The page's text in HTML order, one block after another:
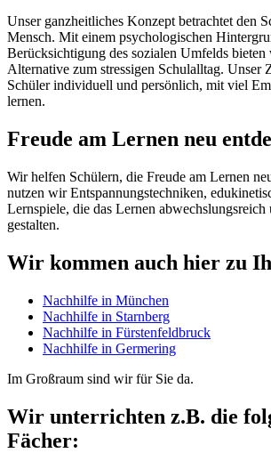
Unser ganzheitliches Konzept betrachtet den
Mensch. Mit einem psychologischen
Berücksichtigung des sozialen Umfelds bieten
Alternative zum stressigen Schulalltag. Unser
Schüler individuell und persönlich, mit viel
lernen.
Freude am Lernen neu
Wir helfen Schülern, die Freude am Lernen
nutzen wir Entspannungstechniken,
Lernspiele, die das Lernen abwechslungsreich
gestalten.
Wir kommen auch hier zu
Nachhilfe in München
Nachhilfe in Starnberg
Nachhilfe in Fürstenfeldbruck
Nachhilfe in Germering
Im Großraum sind wir für Sie da.
Wir unterrichten z.B. die
Fächer: